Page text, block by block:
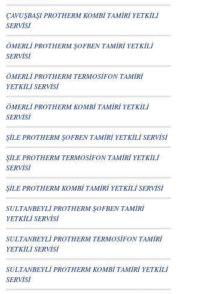
ÇAVUŞBAŞI PROTHERM KOMBİ TAMİRİ YETKİLİ
SERVİSİ
ÖMERLİ PROTHERM ŞOFBEN TAMİRİ YETKİLİ
SERVİSİ
ÖMERLİ PROTHERM TERMOSİFON TAMİRİ
YETKİLİ SERVİSİ
ÖMERLİ PROTHERM KOMBİ TAMİRİ YETKİLİ
SERVİSİ
ŞİLE PROTHERM ŞOFBEN TAMİRİ YETKİLİ SERVİSİ
ŞİLE PROTHERM TERMOSİFON TAMİRİ YETKİLİ
SERVİSİ
ŞİLE PROTHERM KOMBİ TAMİRİ YETKİLİ SERVİSİ
SULTANBEYLİ PROTHERM ŞOFBEN TAMİRİ
YETKİLİ SERVİSİ
SULTANBEYLİ PROTHERM TERMOSİFON TAMİRİ
YETKİLİ SERVİSİ
SULTANBEYLİ PROTHERM KOMBİ TAMİRİ YETKİLİ
SERVİSİ